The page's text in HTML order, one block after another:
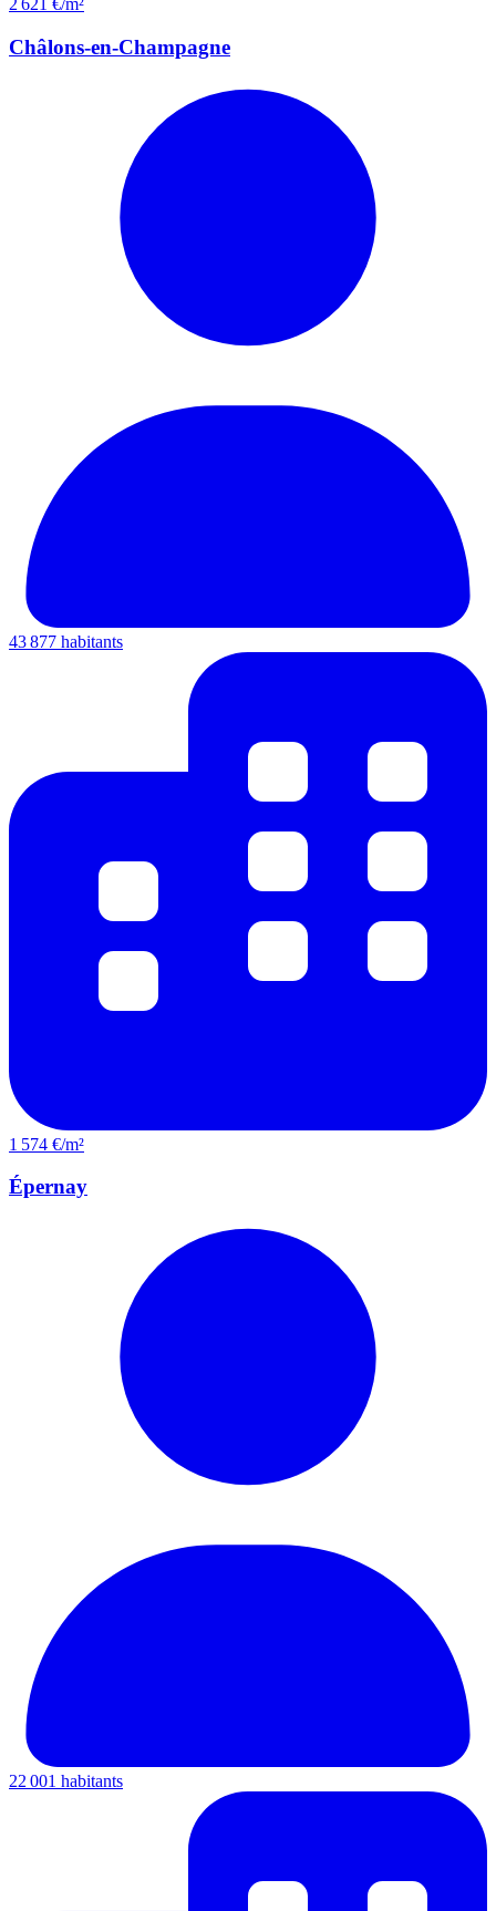
2 621 €/m²
Châlons-en-Champagne
43 877 habitants
1 574 €/m²
Épernay
22 001 habitants